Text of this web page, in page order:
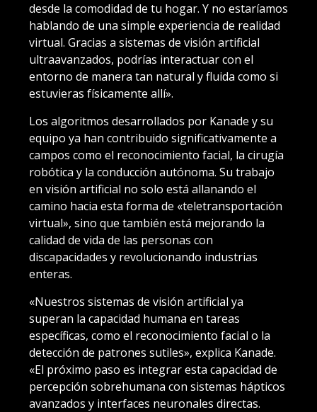
desde la comodidad de tu hogar. Y no estaríamos
hablando de una simple experiencia de realidad
virtual. Gracias a sistemas de visión artificial
ultraavanzados, podrías interactuar con el
entorno de manera tan natural y fluida como si
estuvieras físicamente allí».
Los algoritmos desarrollados por Kanade y su
equipo ya han contribuido significativamente a
campos como el reconocimiento facial, la cirugía
robótica y la conducción autónoma. Su trabajo
en visión artificial no solo está allanando el
camino hacia esta forma de «teletransportación
virtual», sino que también está mejorando la
calidad de vida de las personas con
discapacidades y revolucionando industrias
enteras.
«Nuestros sistemas de visión artificial ya
superan la capacidad humana en tareas
específicas, como el reconocimiento facial o la
detección de patrones sutiles», explica Kanade.
«El próximo paso es integrar esta capacidad de
percepción sobrehumana con sistemas hápticos
avanzados y interfaces neuronales directas.